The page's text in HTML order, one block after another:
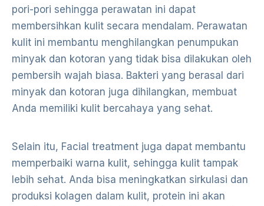
pori-pori sehingga perawatan ini dapat
membersihkan kulit secara mendalam. Perawatan
kulit ini membantu menghilangkan penumpukan
minyak dan kotoran yang tidak bisa dilakukan oleh
pembersih wajah biasa. Bakteri yang berasal dari
minyak dan kotoran juga dihilangkan, membuat
Anda memiliki kulit bercahaya yang sehat.
Selain itu, Facial treatment juga dapat membantu
memperbaiki warna kulit, sehingga kulit tampak
lebih sehat. Anda bisa meningkatkan sirkulasi dan
produksi kolagen dalam kulit, protein ini akan